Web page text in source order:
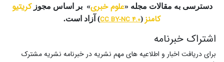
دسترسی به مقالات مجله «علوم خبری» بر اساس مجوزکریتیو
کامنز (
CC BY-NC 4.0) آزاد است.
اشتراک خبرنامه
برای دریافت اخبار و اطلاعیه های مهم نشریه در خبرنامه نشریه مشترک